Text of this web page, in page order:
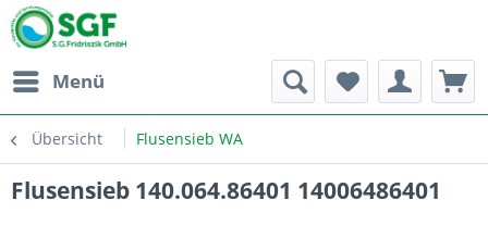
Menü
Übersicht Flusensieb WA
Flusensieb 140.064.86401 14006486401